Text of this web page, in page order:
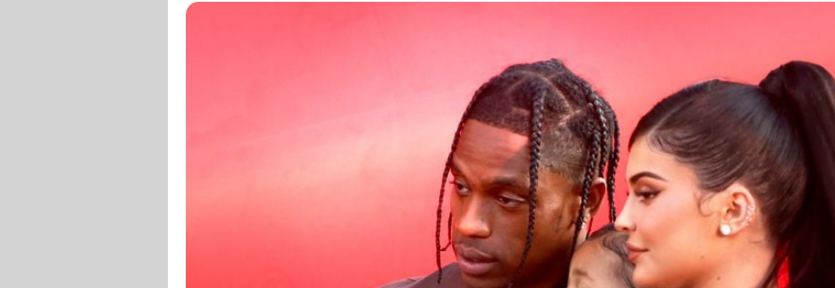
Filme & Serien
Lifestyle
Familie & Liebe
Promiflash Exklusiv
Alle Themen auf Promiflash
Jobs